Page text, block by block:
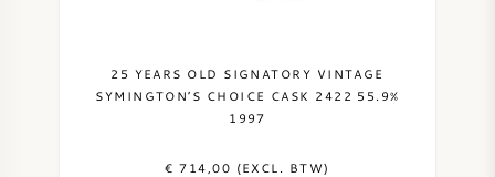
25 YEARS OLD SIGNATORY VINTAGE
SYMINGTON’S CHOICE CASK 2422 55.9%
1997
€ 714,00 (EXCL. BTW)